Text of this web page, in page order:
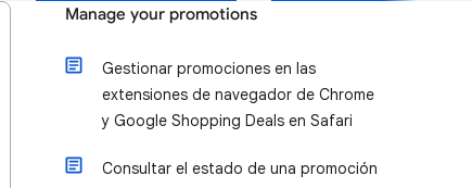
Manage your promotions
Gestionar promociones en las
extensiones de navegador de Chrome
y Google Shopping Deals en Safari
Consultar el estado de una promoción